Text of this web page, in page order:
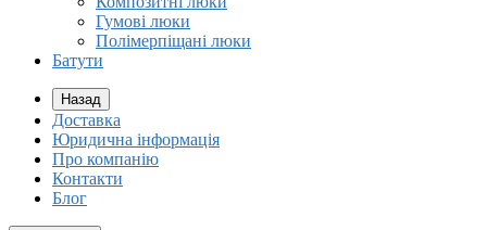
Гумові люки
Полімерпіщані люки
Батути
Назад
Доставка
Юридична інформація
Про компанію
Контакти
Блог